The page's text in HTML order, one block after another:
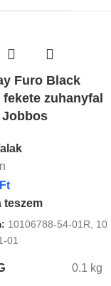
Furo Black
zuhanyfal
Jobbos
Ft
teszem
10106788-54-01R, 10
01
0.1 kg